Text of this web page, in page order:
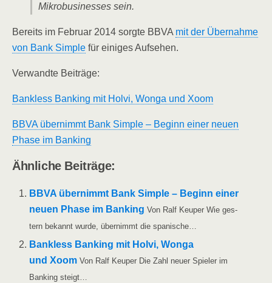
Mikro­busi­nesses sein.
Bereits im Febru­ar 2014 sorg­te BBVA mit der Über­nah­me
von Bank Simp­le für eini­ges Aufsehen.
Ver­wand­te Beiträge:
Bank­less Ban­king mit Hol­vi, Won­ga und Xoom
BBVA über­nimmt Bank Simp­le – Beginn einer neu­en
Pha­se im Banking
Ähn­li­che Beiträge:
BBVA über­nimmt Bank Simp­le – Beginn einer
neu­en Pha­se im Ban­king Von Ralf Keu­per Wie ges­
tern bekannt wur­de, über­nimmt die spanische…
Bank­less Ban­king mit Hol­vi, Won­ga
und Xoom Von Ralf Keu­per Die Zahl neu­er Spie­ler im
Ban­king steigt…